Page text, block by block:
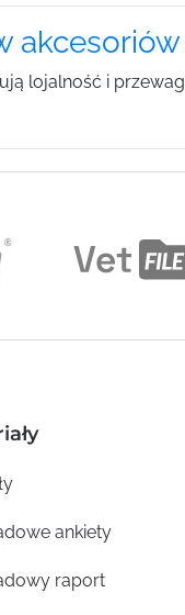
lojalność i
ankiety
raport